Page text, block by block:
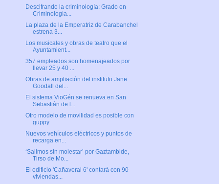
Descifrando la criminología: Grado en
Criminología...
La plaza de la Emperatriz de Carabanchel
estrena 3...
Los musicales y obras de teatro que el
Ayuntamient...
357 empleados son homenajeados por
llevar 25 y 40 ...
Obras de ampliación del instituto Jane
Goodall del...
El sistema VioGén se renueva en San
Sebastián de l...
Otro modelo de movilidad es posible con
guppy
Nuevos vehículos eléctricos y puntos de
recarga en...
‘Salimos sin molestar’ por Gaztambide,
Tirso de Mo...
El edificio 'Cañaveral 6' contará con 90
viviendas...